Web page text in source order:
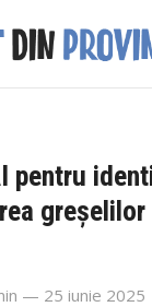
pentru
greșelilor
— 25 iunie 2025